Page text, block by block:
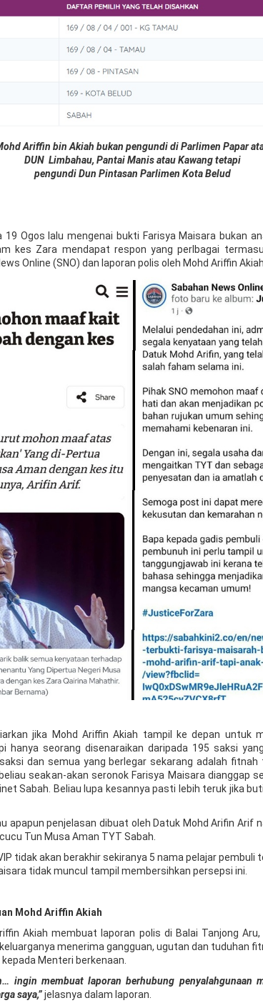
Ariffin bin Akiah bukan pengundi di Parlimen Papar
DUN Limbahau, Pantai Manis atauKawang tetapi
pengundi Dun Pintasan Parlimen Kota Belud
19 Ogos lalu mengenai bukti Farisya Maisara bukan
kes Zara mendapat respon yang perlbagai
Online (SNO) dan laporan polis oleh Mohd Ariffin Akiah.
jika Mohd Ariffin Akiah tampil ke depan untuk
hanya seorang disenaraikan daripada 195 saksi
dan semua yang berlegar sekarang adalah fitnah
seakan-akan seronok Farisya Maisara dianggap
Sabah. Beliau lupa kesannya pasti lebih teruk jika
apapun penjelasan dibuat oleh Datuk Mohd Arifin Arif
Tun Musa Aman TYT Sabah.
tidak akan berakhir sekiranya 5 nama pelajar pembuli
tidak muncul tampil membersihkan persepsi ini.
Mohd Ariffin Akiah
Akiah membuat laporan polis di Balai Tanjong
menerima gangguan, ugutan dan tuduhan
Menteri berkenaan.
ingin membuat laporan berhubung penyalahgunaan
saya,”jelasnya dalam laporan.